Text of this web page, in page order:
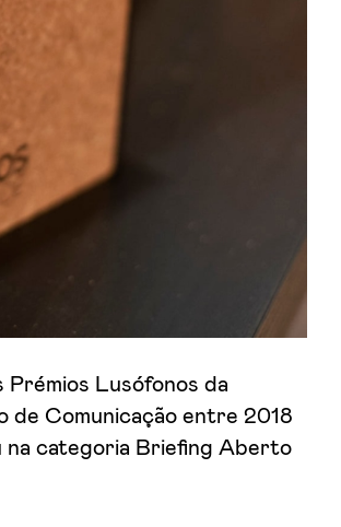
Prémios Lusófonos da
de Comunicação entre 2018
na categoria Briefing Aberto